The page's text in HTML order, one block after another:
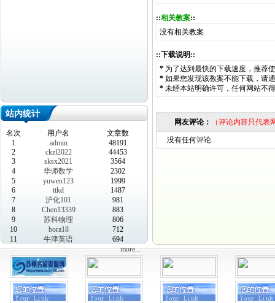
站内统计
名次 用户名
文章数
1
admin
48191
2
ckzl2022
44453
3
sksx2021
3564
4
华师数学
2302
5
yuwen123
1999
6
ttkd
1487
7
沪化101
981
8
Chen13339
883
9
苏科物理
806
10
bora18
712
11
牛津英语
694
more...
::相关教案::
没有相关教案
::下载说明::
* 为了达到最快的下载速度，推荐
* 如果您发现该教案不能下载，请
* 未经本站明确许可，任何网站不
网友评论： （评论内容只代
没有任何评论